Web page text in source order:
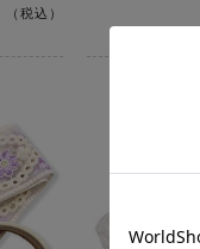
（税込）